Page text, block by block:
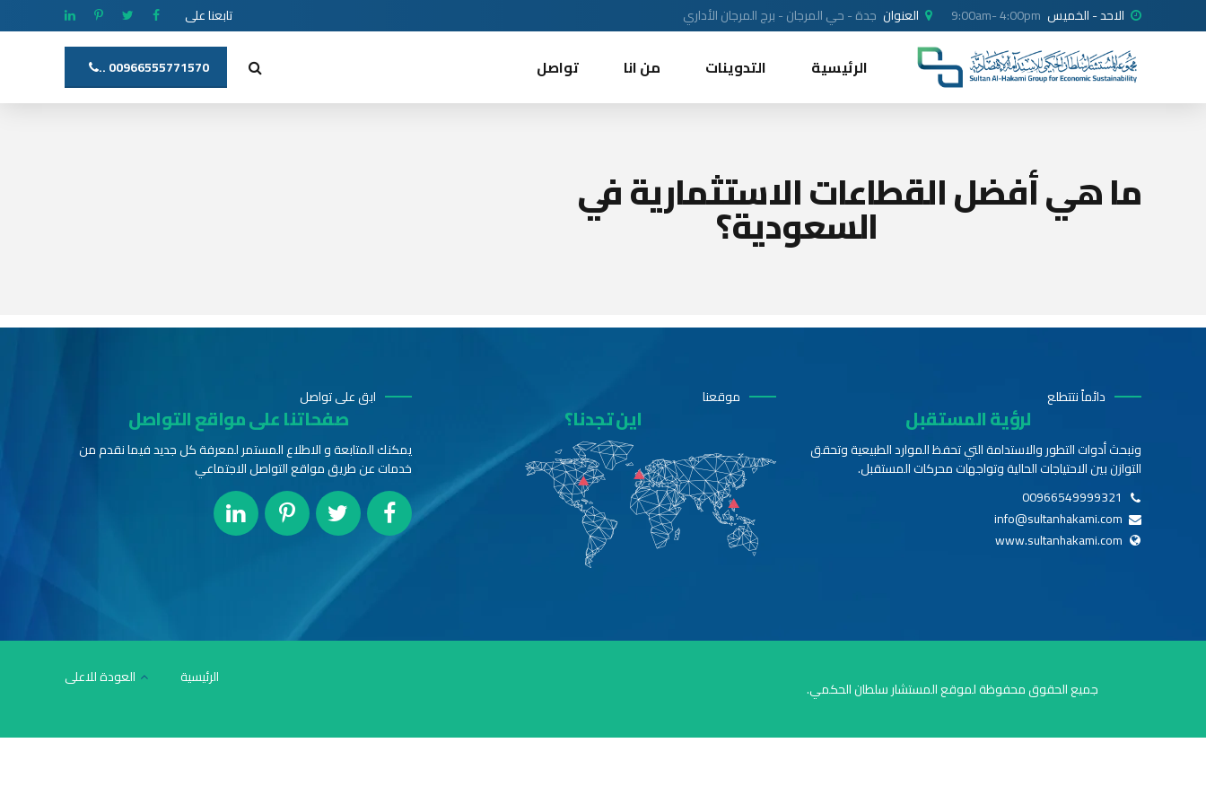
الاحد - الخميس 9:00am- 4:00pm العنوان جدة - حي المرجان - برج المرجان الأداري تابعنا على
00966555771570 .. الرئيسية التدوينات من انا تواصل
ما هي أفضل القطاعات الاستثمارية في
السعودية؟
دائماً نتتطلع
لرؤية المستقبل
ونبحث أدوات التطور والاستدامة التي تحفظ الموارد الطبيعية وتحقق
التوازن بين الاحتياجات الحالية وتواجهات محركات المستقبل.
00966549999321
info@sultanhakami.com
www.sultanhakami.com
موقعنا
اين تجدنا؟
ابق على تواصل
صفحاتنا على مواقع التواصل
يمكنك المتابعة و الاطلاع المستمر لمعرفة كل جديد فيما نقدم من
خدمات عن طريق مواقع التواصل الاجتماعي
جميع الحقوق محفوظة لموقع المستشار سلطان الحكمي.
الرئيسية العودة للاعلى